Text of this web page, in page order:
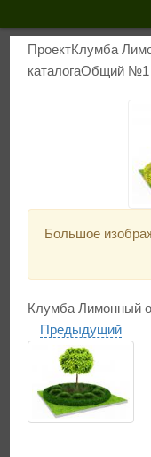
+7
Каталоги
ПроектКлумба
каталогаОбщий №1
Большое
Клумба Лимонный
Предыдущий